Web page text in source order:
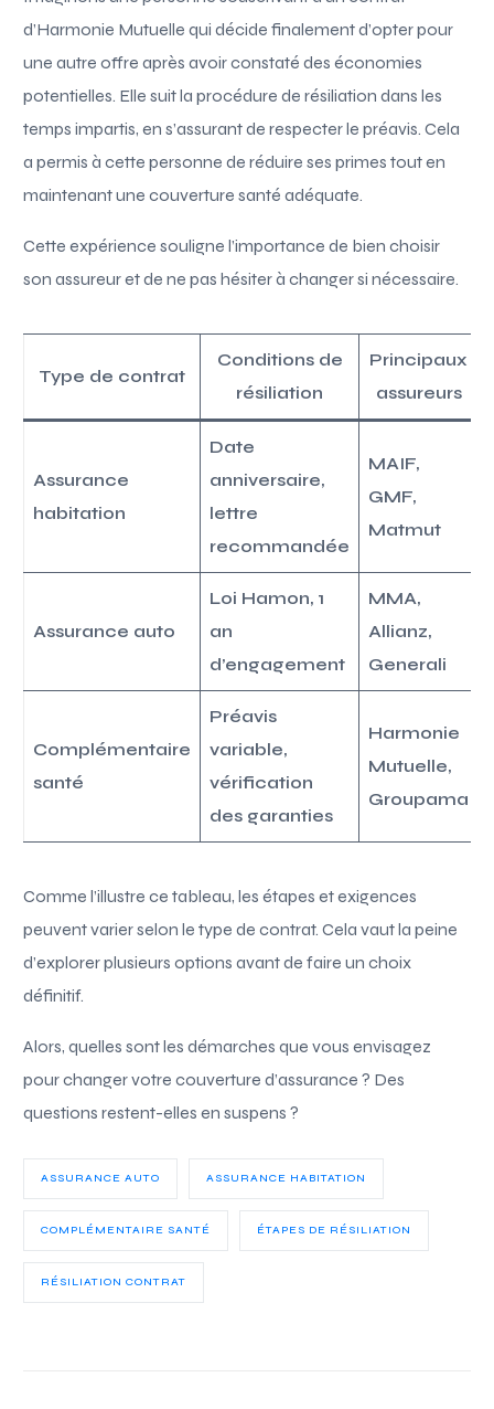
d’Harmonie Mutuelle qui décide finalement d’opter pour
une autre offre après avoir constaté des économies
potentielles. Elle suit la procédure de résiliation dans les
temps impartis, en s’assurant de respecter le préavis. Cela
a permis à cette personne de réduire ses primes tout en
maintenant une couverture santé adéquate.
Cette expérience souligne l’importance de bien choisir
son assureur et de ne pas hésiter à changer si nécessaire.
Type de contrat
Conditions de
résiliation
Principaux
assureurs
Assurance
habitation
Date
anniversaire,
lettre
recommandée
MAIF,
GMF,
Matmut
Assurance auto
Loi Hamon, 1
an
d’engagement
MMA,
Allianz,
Generali
Complémentaire
santé
Préavis
variable,
vérification
des garanties
Harmonie
Mutuelle,
Groupama
Comme l’illustre ce tableau, les étapes et exigences
peuvent varier selon le type de contrat. Cela vaut la peine
d’explorer plusieurs options avant de faire un choix
définitif.
Alors, quelles sont les démarches que vous envisagez
pour changer votre couverture d’assurance ? Des
questions restent-elles en suspens ?
ASSURANCE AUTO ASSURANCE HABITATION
COMPLÉMENTAIRE SANTÉ ÉTAPES DE RÉSILIATION
RÉSILIATION CONTRAT